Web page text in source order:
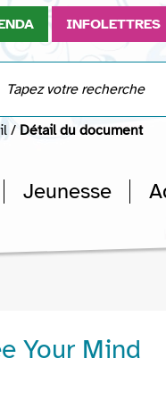
INFOLETTRES
/ Détail du document
Jeunesse
Your Mind